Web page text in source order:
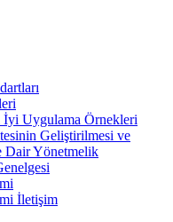
İyi Uygulama Örnekleri
Geliştirilmesi ve
Dair Yönetmelik
İletişim